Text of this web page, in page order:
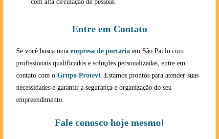
com alta circulação de pessoas.
Entre em Contato
Se você busca uma empresa de portariaem São Paulo com
profissionais qualificados e soluções personalizadas, entre em
contato com o Grupo Protevi. Estamos prontos para atender suas
necessidades e garantir a segurança e organização do seu
empreendimento.
Fale conosco hoje mesmo!